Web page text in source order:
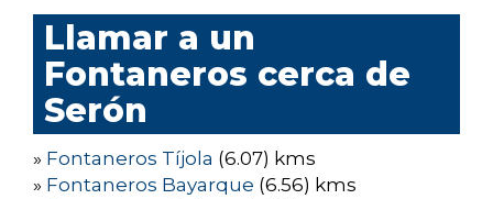
Llamar a un
Fontaneros cerca de
Serón
» Fontaneros Tíjola (6.07) kms
» Fontaneros Bayarque (6.56) kms